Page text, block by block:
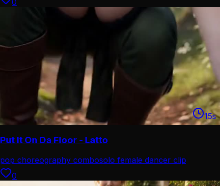
0
15s
Put It On Da Floor - Latto
pop choreography combosolo female dancer clip
0